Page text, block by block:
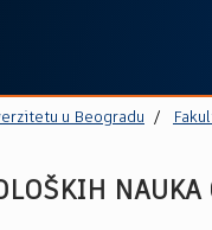
u Beogradu
NAUKA